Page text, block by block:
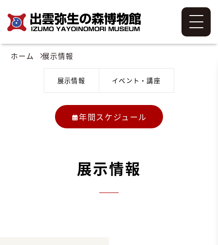
ホーム 展示情報
展示情報 イベント・講座
年間スケジュール
展示情報